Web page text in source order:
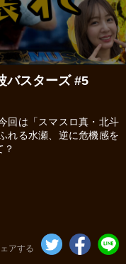
バスターズ #5
回は「スマスロ真・北斗
れる水瀬、逆に危機感を
？
アする